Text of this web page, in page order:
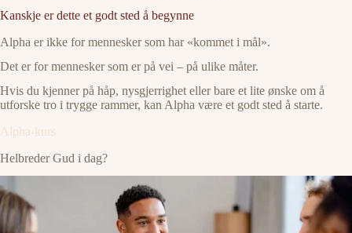
Kanskje er dette et godt sted å begynne
Alpha er ikke for mennesker som har «kommet i mål».
Det er for mennesker som er på vei – på ulike måter.
Hvis du kjenner på håp, nysgjerrighet eller bare et lite ønske om å
utforske tro i trygge rammer, kan Alpha være et godt sted å starte.
Alpha-kurs
Helbreder Gud i dag?